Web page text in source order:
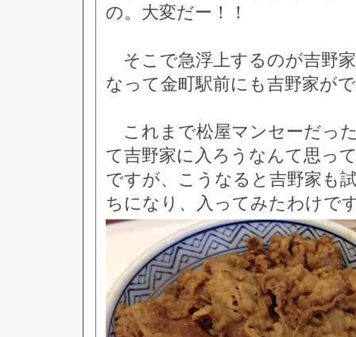
の。大変だー！！
そこで急浮上するのが吉野
なって金町駅前にも吉野家が
これまで松屋マンセーだっ
て吉野家に入ろうなんて思っ
ですが、こうなると吉野家も
ちになり、入ってみたわけで